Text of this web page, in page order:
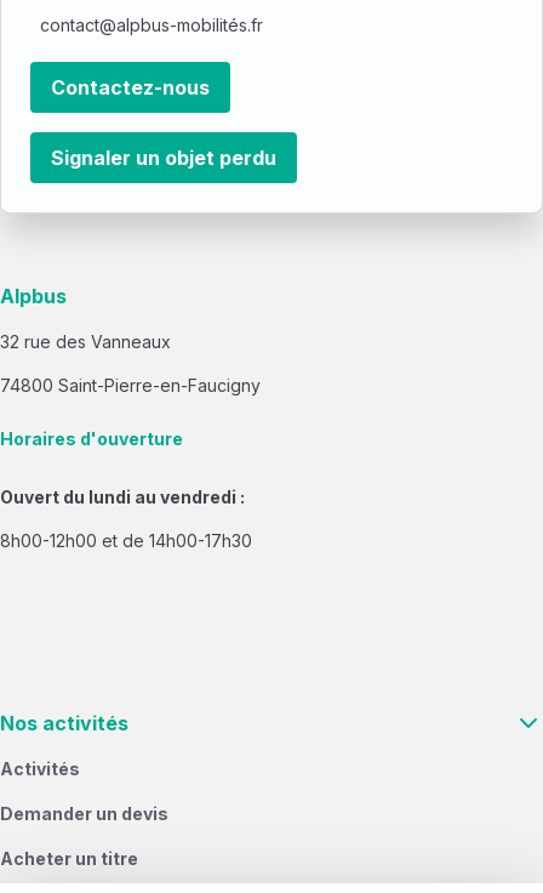
contact@alpbus-mobilités.fr
Contactez-nous
Signaler un objet perdu
Alpbus
32 rue des Vanneaux
74800 Saint-Pierre-en-Faucigny
Horaires d'ouverture
Ouvert du lundi au vendredi :
8h00-12h00 et de 14h00-17h30
Nos activités
Activités
Demander un devis
Acheter un titre